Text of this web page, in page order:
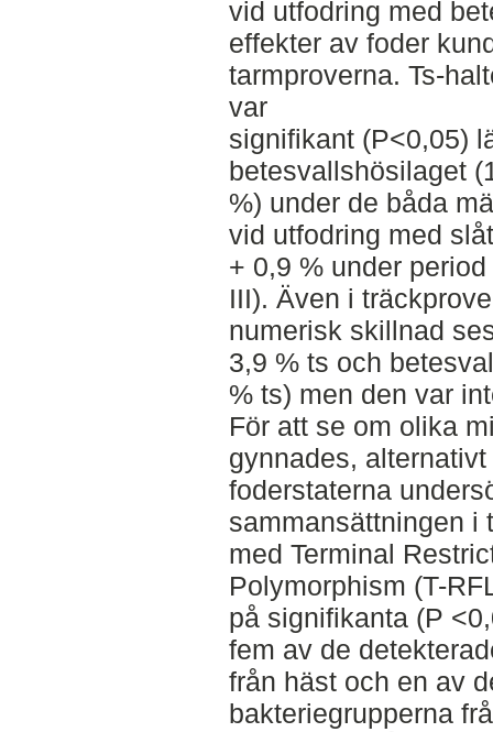
vid utfodring med
effekter av foder
tarmproverna. Ts-
var
signifikant (P<0,05)
betesvallshösilaget
%) under de båda
vid utfodring med
+ 0,9 % under
III). Även i
numerisk skillnad
3,9 % ts och
% ts) men den var
För att se om olika
gynnades,
foderstaterna
sammansättningen i
med Terminal
Polymorphism (T-
på signifikanta (P
fem av de
från häst och en av
bakteriegrupperna